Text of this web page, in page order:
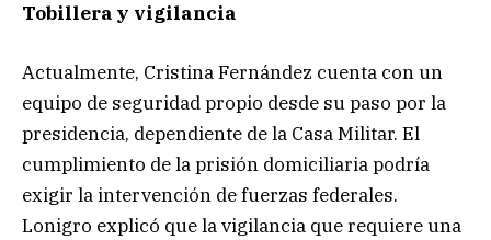
Tobillera y vigilancia
Actualmente, Cristina Fernández cuenta con un
equipo de seguridad propio desde su paso por la
presidencia, dependiente de la Casa Militar. El
cumplimiento de la prisión domiciliaria podría
exigir la intervención de fuerzas federales.
Lonigro explicó que la vigilancia que requiere una